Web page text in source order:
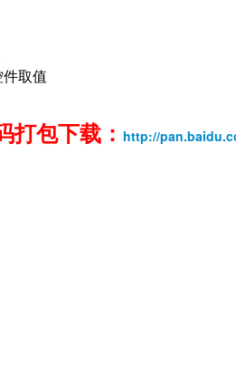
件取值
打包下载： http://